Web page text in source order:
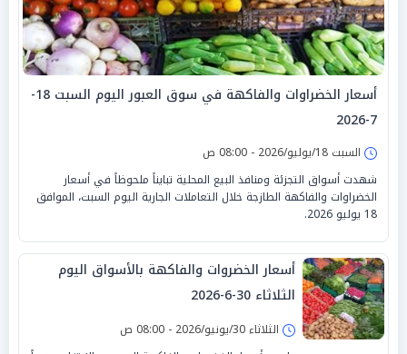
أسعار الخضراوات والفاكهة في سوق العبور اليوم السبت 18-
7-2026
السبت 18/يوليو/2026 - 08:00 ص
شهدت أسواق التجزئة ومنافذ البيع المحلية تبايناً ملحوظاً في أسعار
الخضراوات والفاكهة الطازجة خلال التعاملات الجارية اليوم السبت، الموافق
18 يوليو 2026.
أسعار الخضروات والفاكهة بالأسواق اليوم
الثلاثاء 30-6-2026
الثلاثاء 30/يونيو/2026 - 08:00 ص